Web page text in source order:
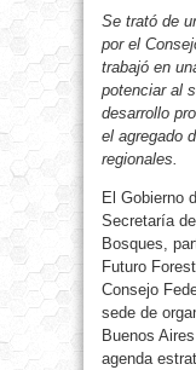
Se trató de
por el
trabajó en
potenciar al
desarrollo
el agregado
regionales.
El Gobierno
Secretaría
Bosques,
Futuro
Consejo
sede de
Buenos
agenda